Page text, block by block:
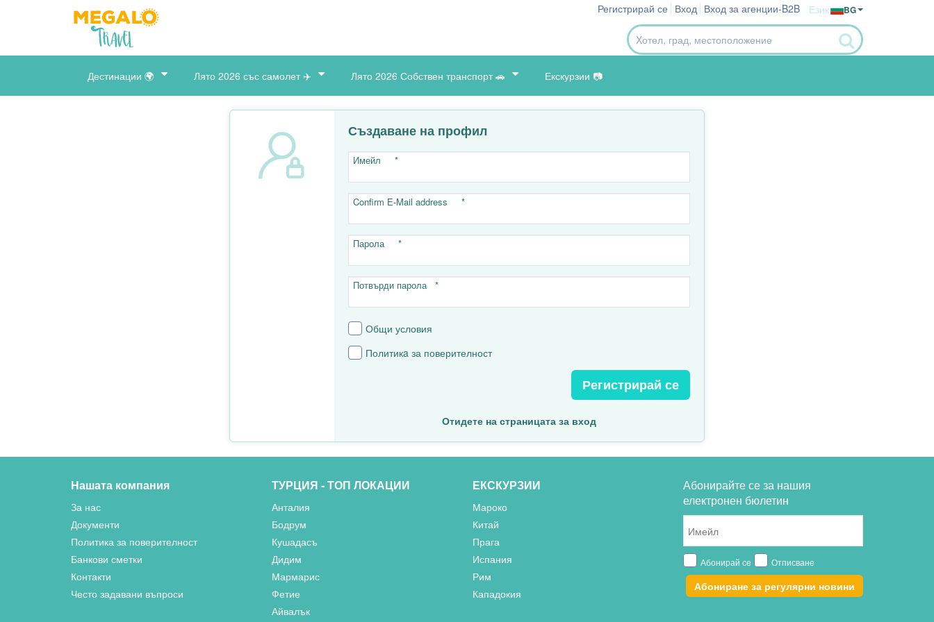
Език BG
Регистрирай се Вход Вход за агенции-B2B
Дестинации 🌍 Лято 2026 със самолет ✈️ Лято 2026 Собствен транспорт 🚗 Екскурзии 📷
Създаване на профил
Имейл *
Confirm E-Mail address *
Парола *
Потвърди парола *
Общи условия
Политикa за поверителност
Регистрирай се
Отидете на страницата за вход
Нашата компания
За нас
Документи
Политика за поверителност
Банкови сметки
Контакти
Често задавани въпроси
ТУРЦИЯ - ТОП ЛОКАЦИИ
Анталия
Бодрум
Кушадасъ
Дидим
Мармарис
Фетие
Айвалък
ЕКСКУРЗИИ
Мароко
Китай
Прага
Испания
Рим
Кападокия
Абонирайте се за нашия
електронен бюлетин
Абонирай се Отписване
Абониране за регулярни новини